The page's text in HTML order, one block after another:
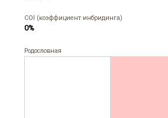
COI (коэффициент инбридинга)
0%
Родословная